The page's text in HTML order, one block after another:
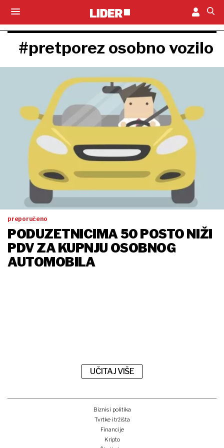
#pretporez osobno vozilo
preporučeno
PODUZETNICIMA 50 POSTO NIŽI
PDV ZA KUPNJU OSOBNOG
AUTOMOBILA
UČITAJ VIŠE
Biznis i politika
Tvrtke i tržišta
Financije
Kripto